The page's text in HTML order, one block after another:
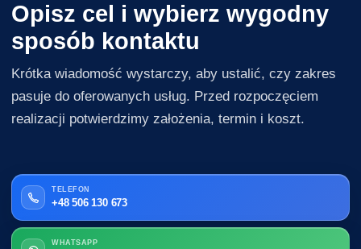
Opisz cel i wybierz wygodny
sposób kontaktu
Krótka wiadomość wystarczy, aby ustalić, czy zakres
pasuje do oferowanych usług. Przed rozpoczęciem
realizacji potwierdzimy założenia, termin i koszt.
TELEFON
+48 506 130 673
WHATSAPP